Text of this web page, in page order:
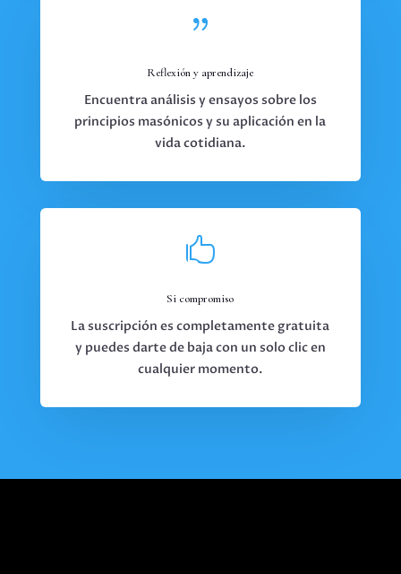
{
Reflexión y aprendizaje
Encuentra análisis y ensayos sobre los
principios masónicos y su aplicación en la
vida cotidiana.

Si compromiso
La suscripción es completamente gratuita
y puedes darte de baja con un solo clic en
cualquier momento.